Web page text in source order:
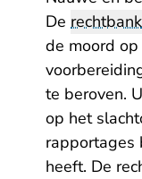
De rechtbank
de moord
te beroven.
op het
rapportages
heeft. De